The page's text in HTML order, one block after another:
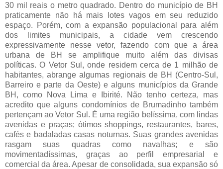
30 mil reais o metro quadrado. Dentro do município de BH
praticamente não há mais lotes vagos em seu reduzido
espaço. Porém, com a expansão populacional para além
dos limites municipais, a cidade vem crescendo
expressivamente nesse vetor, fazendo com que a área
urbana de BH se amplifique muito além das divisas
políticas. O Vetor Sul, onde residem cerca de 1 milhão de
habitantes, abrange algumas regionais de BH (Centro-Sul,
Barreiro e parte da Oeste) e alguns municípios da Grande
BH, como Nova Lima e Ibirité. Não tenho certeza, mas
acredito que alguns condomínios de Brumadinho também
pertençam ao Vetor Sul. É uma região belíssima, com lindas
avenidas e praças; ótimos shoppings, restaurantes, bares,
cafés e badaladas casas noturnas. Suas grandes avenidas
rasgam suas quadras como navalhas; e são
movimentadíssimas, graças ao perfil empresarial e
comercial da área. Apesar de consolidada, sua expansão só